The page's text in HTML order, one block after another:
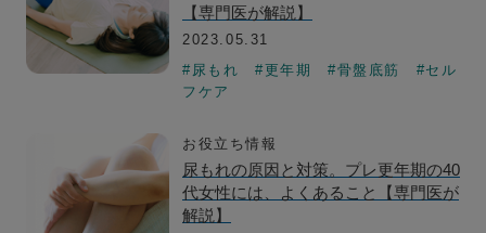
【専門医が解説】
2023.05.31
#尿もれ
#更年期 #骨盤底筋
#セル
フケア
お役立ち情報
尿もれの原因と対策。プレ更年期の40
代女性には、よくあること【専門医が
解説】